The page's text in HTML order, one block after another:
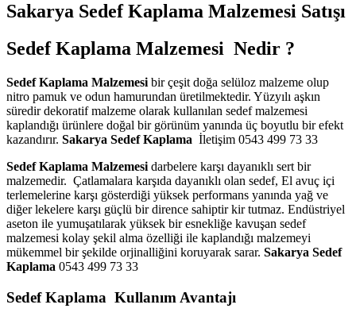
Sakarya Sedef Kaplama Malzemesi Satışı
Sedef Kaplama Malzemesi Nedir ?
Sedef Kaplama Malzemesi bir çeşit doğa selüloz malzeme olup
nitro pamuk ve odun hamurundan üretilmektedir. Yüzyılı aşkın
süredir dekoratif malzeme olarak kullanılan sedef malzemesi
kaplandığı ürünlere doğal bir görünüm yanında üç boyutlu bir efekt
kazandırır. Sakarya Sedef Kaplama İletişim 0543 499 73 33
Sedef Kaplama Malzemesi darbelere karşı dayanıklı sert bir
malzemedir. Çatlamalara karşıda dayanıklı olan sedef, El avuç içi
terlemelerine karşı gösterdiği yüksek performans yanında yağ ve
diğer lekelere karşı güçlü bir dirence sahiptir kir tutmaz. Endüstriyel
aseton ile yumuşatılarak yüksek bir esnekliğe kavuşan sedef
malzemesi kolay şekil alma özelliği ile kaplandığı malzemeyi
mükemmel bir şekilde orjinalliğini koruyarak sarar. Sakarya Sedef
Kaplama 0543 499 73 33
Sedef Kaplama Kullanım Avantajı